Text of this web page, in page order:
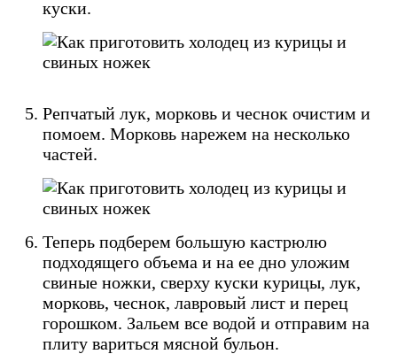
куски.
Репчатый лук, морковь и чеснок очистим и
помоем. Морковь нарежем на несколько
частей.
Теперь подберем большую кастрюлю
подходящего объема и на ее дно уложим
свиные ножки, сверху куски курицы, лук,
морковь, чеснок, лавровый лист и перец
горошком. Зальем все водой и отправим на
плиту вариться мясной бульон.